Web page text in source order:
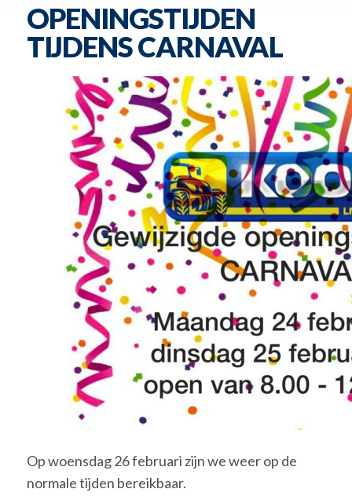
OPENINGSTIJDEN
TIJDENS CARNAVAL
Op woensdag 26 februari zijn we weer op de
normale tijden bereikbaar.